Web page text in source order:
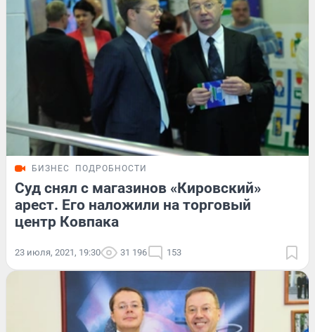
БИЗНЕС ПОДРОБНОСТИ
Суд снял с магазинов «Кировский»
арест. Его наложили на торговый
центр Ковпака
23 июля, 2021, 19:30 31 196 153